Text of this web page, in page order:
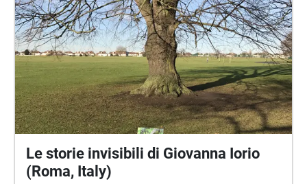
Le storie invisibili di Giovanna Iorio
(Roma, Italy)